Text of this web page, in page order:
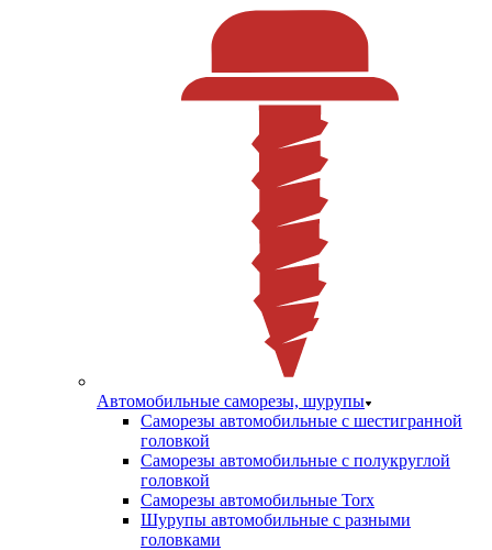
Автомобильные саморезы, шурупы
Саморезы автомобильные с шестигранной
головкой
Саморезы автомобильные с полукруглой
головкой
Саморезы автомобильные Torx
Шурупы автомобильные с разными
головками